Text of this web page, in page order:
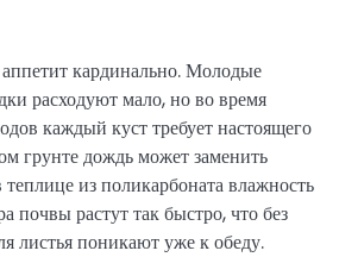
кардинально. Молодые
расходуют мало, но во время
каждый куст требует настоящего
грунте дождь может заменить
из поликарбоната влажность
почвы растут так быстро, что без
листья поникают уже к обеду.